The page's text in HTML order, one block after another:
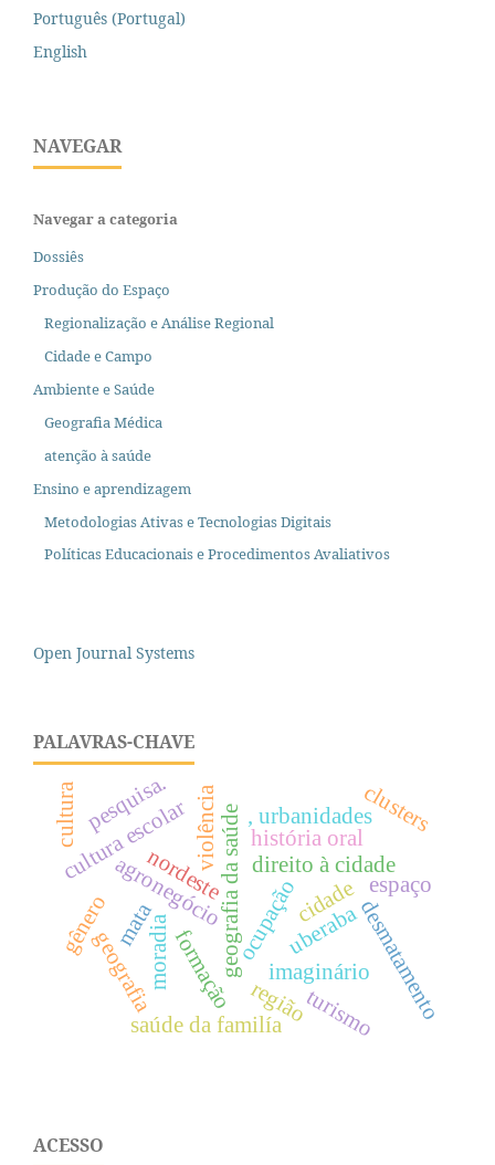
Português (Portugal)
English
NAVEGAR
Navegar a categoria
Dossiês
Produção do Espaço
Regionalização e Análise Regional
Cidade e Campo
Ambiente e Saúde
Geografia Médica
atenção à saúde
Ensino e aprendizagem
Metodologias Ativas e Tecnologias Digitais
Políticas Educacionais e Procedimentos Avaliativos
Open Journal Systems
PALAVRAS-CHAVE
geografia da saúde imaginário
agronegócio uberaba
moradia ocupação
direito à cidade
cultura escolar história oral
cidade
formação desmatamento
mata
região
nordeste
saúde da familía turismo
espaço
, urbanidades
geografia
violência clusters
gênero
pesquisa.
cultura
ACESSO